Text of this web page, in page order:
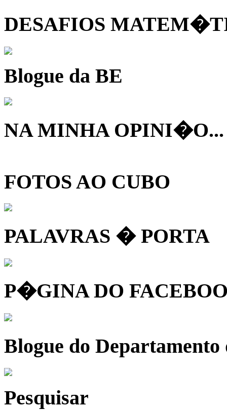
DESAFIOS
Blogue da BE
NA MINHA OPINI�O...
FOTOS AO CUBO
PALAVRAS � PORTA
P�GINA DO
Blogue do
Pesquisar